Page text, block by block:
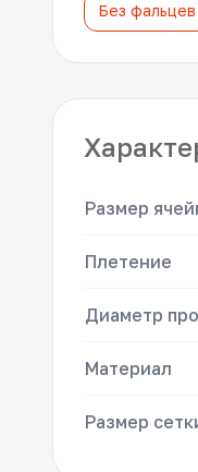
Без фальцев
Размер
Плетение
Диаметр
Материал
Размер